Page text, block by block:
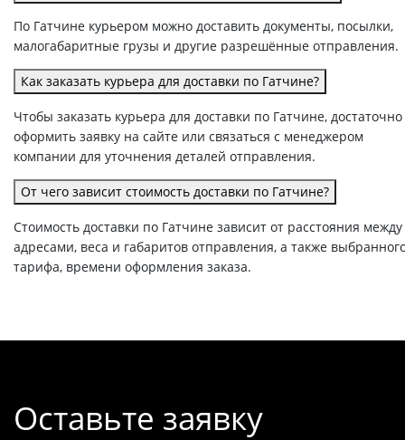
По Гатчине курьером можно доставить документы, посылки,
малогабаритные грузы и другие разрешённые отправления.
Как заказать курьера для доставки по Гатчине?
Чтобы заказать курьера для доставки по Гатчине, достаточно
оформить заявку на сайте или связаться с менеджером
компании для уточнения деталей отправления.
От чего зависит стоимость доставки по Гатчине?
Стоимость доставки по Гатчине зависит от расстояния между
адресами, веса и габаритов отправления, а также
тарифа, времени оформления заказа.
Оставьте заявку